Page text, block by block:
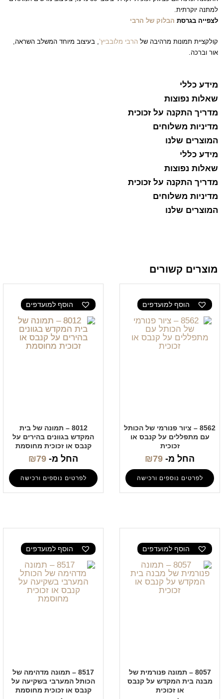
למתנה יוקרתית.
לצפייה בגרסת הבלוק של הרבי
קולקציית תמונות מרהיבה של הרבי מלובביץ’, בעיצוב מיוחד המשלב השראה,
אור וברכה.
מידע כללי
שאלות נפוצות
מדריך התקנה על זכוכית
מדיניות משלוחים
המוצרים שלנו
מידע כללי
שאלות נפוצות
מדריך התקנה על זכוכית
מדיניות משלוחים
המוצרים שלנו
מוצרים קשורים
הוסף למועדפים
8562 – ציור פנורמי של הכותל
עם מתפללים על קנבס או
זכוכית
החל מ- ₪79
לפרטים נוספים ורכישה
הוסף למועדפים
8012 – תמונה של בית
המקדש בגוונים בהירים על
קנבס או זכוכית מחוסמת
החל מ- ₪79
לפרטים נוספים ורכישה
הוסף למועדפים
8057 – תמונה פנורמית של
מבנה בית המקדש על קנבס
או זכוכית
הוסף למועדפים
8517 – תמונה מדהימה של
הכותל המערבי בשקיעה על
קנבס או זכוכית מחוסמת